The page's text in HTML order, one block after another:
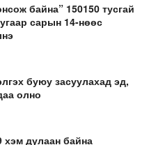
байна” 150150 тусгай
сарын 14-нөөс
буюу засуулахад эд,
олно
хэм дулаан байна